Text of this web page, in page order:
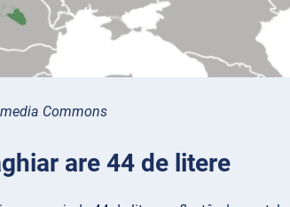
Commons
are 44 de litere